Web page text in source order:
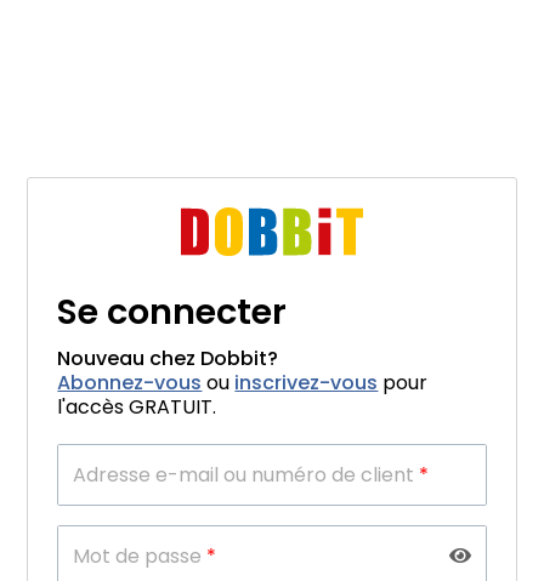
Se connecter
Nouveau chez Dobbit?
Abonnez-vous ou inscrivez-vous pour
l'accès GRATUIT.
Adresse e-mail ou numéro de client *
Mot de passe *